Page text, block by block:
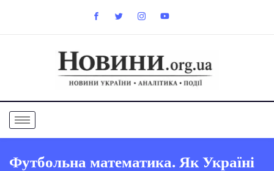
Футбольна математика. Як Україні